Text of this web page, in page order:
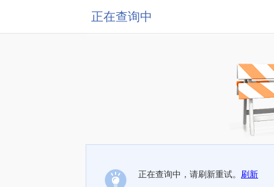
正在查询中
正在查询中，请刷新重试。 刷新